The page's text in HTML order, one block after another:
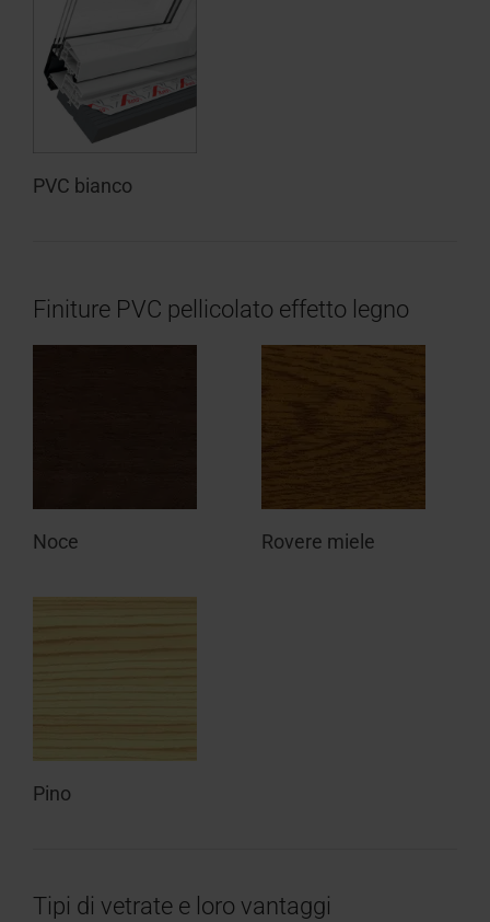
PVC bianco
Finiture PVC pellicolato effetto legno
Noce Rovere miele
Pino
Tipi di vetrate e loro vantaggi